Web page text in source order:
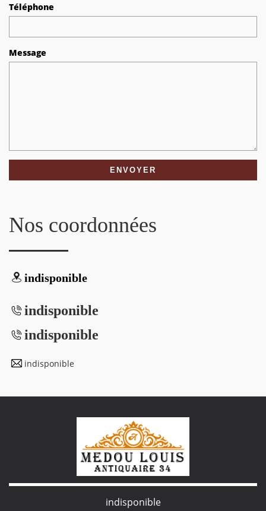
Téléphone
Message
Nos coordonnées
indisponible
indisponible
indisponible
indisponible
indisponible